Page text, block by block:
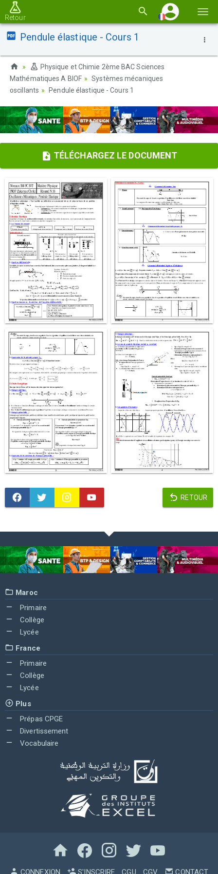
la
Retour
Pendule élastique - Cours 1
Physique et Chimie 2ème BAC Sciences
Mathématiques A BIOF
Systèmes mécaniques
oscillants
Pendule élastique - Cours 1
TÉLÉCHARGEZ LE DOCUMENT
RETOUR
Maroc
Primaire
Collège
Lycée
France
Primaire
Collège
Lycée
Plus
Prépas CPGE
Divertissement
Vocabulaire
CONNEXION S'INSCRIRE CGU CGV CONTACT